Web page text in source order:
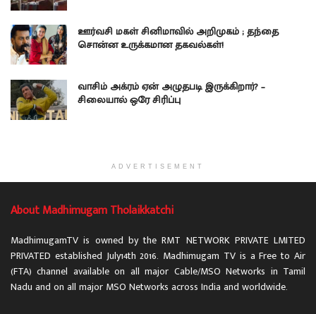
ஊர்வசி மகள் சினிமாவில் அறிமுகம் ; தந்தை
சொன்ன உருக்கமான தகவல்கள்!
வாசிம் அக்ரம் ஏன் அழுதபடி இருக்கிறார்? –
சிலையால் ஒரே சிரிப்பு
ADVERTISEMENT
About Madhimugam Tholaikkatchi
MadhimugamTV is owned by the RMT NETWORK PRIVATE LMITED
PRIVATED established July14th 2016. Madhimugam TV is a Free to Air
(FTA) channel available on all major Cable/MSO Networks in Tamil
Nadu and on all major MSO Networks across India and worldwide.